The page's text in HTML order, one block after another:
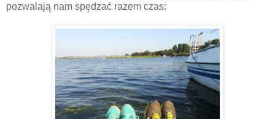
pozwalają nam spędzać razem czas: